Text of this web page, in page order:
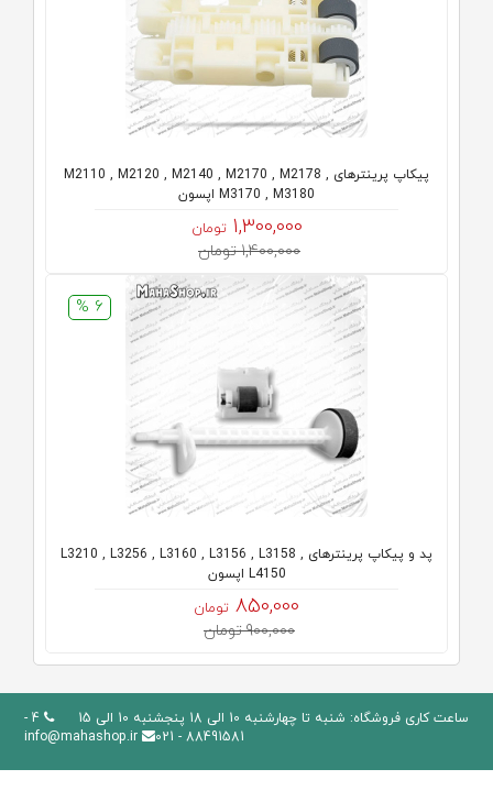
پیکاپ پرینترهای M2110 , M2120 , M2140 , M2170 , M2178 ,
M3170 , M3180 اپسون
1,300,000 تومان
1,400,000 تومان
6 %
پد و پیکاپ پرینترهای L3210 , L3256 , L3160 , L3156 , L3158 ,
L4150 اپسون
850,000 تومان
900,000 تومان
ساعت کاری فروشگاه: شنبه تا چهارشنبه 10 الی 18 پنجشنبه 10 الی 15
4 -
88491581 - 021
info@mahashop.ir